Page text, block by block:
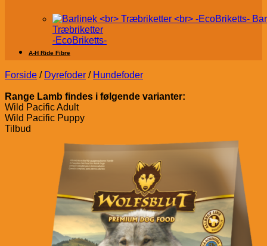
Træbriketter
-EcoBriketts-
A-H Ride Fibre
Forside / Dyrefoder / Hundefoder
Range Lamb findes i følgende varianter:
Wild Pacific Adult
Wild Pacific Puppy
Tilbud